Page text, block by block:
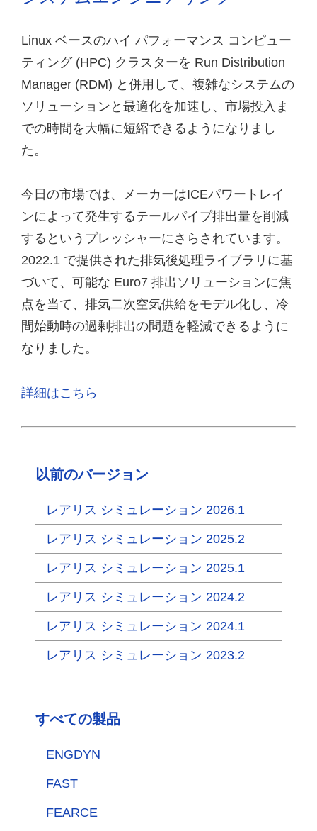
Linux ベースのハイ パフォーマンス コンピュー
ティング (HPC) クラスターを Run Distribution
Manager (RDM) と併用して、複雑なシステムの
ソリューションと最適化を加速し、市場投入ま
での時間を大幅に短縮できるようになりまし
た。
今日の市場では、メーカーはICEパワートレイ
ンによって発生するテールパイプ排出量を削減
するというプレッシャーにさらされています。
2022.1 で提供された排気後処理ライブラリに基
づいて、可能な Euro7 排出ソリューションに焦
点を当て、排気二次空気供給をモデル化し、冷
間始動時の過剰排出の問題を軽減できるように
なりました。
詳細はこちら
以前のバージョン
レアリス シミュレーション 2026.1
レアリス シミュレーション 2025.2
レアリス シミュレーション 2025.1
レアリス シミュレーション 2024.2
レアリス シミュレーション 2024.1
レアリス シミュレーション 2023.2
すべての製品
ENGDYN
FAST
FEARCE